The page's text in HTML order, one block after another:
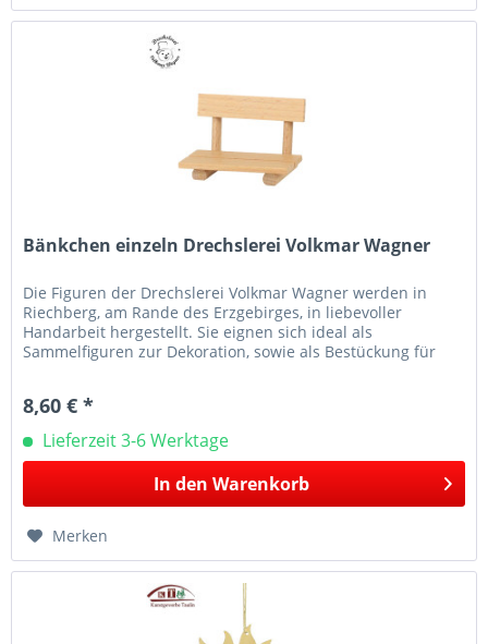
Bänkchen einzeln Drechslerei Volkmar Wagner
Die Figuren der Drechslerei Volkmar Wagner werden in
Riechberg, am Rande des Erzgebirges, in liebevoller
Handarbeit hergestellt. Sie eignen sich ideal als
Sammelfiguren zur Dekoration, sowie als Bestückung für
8,60 € *
Lieferzeit 3-6 Werktage
In den Warenkorb
Merken